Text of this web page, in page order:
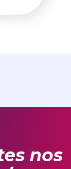
nos